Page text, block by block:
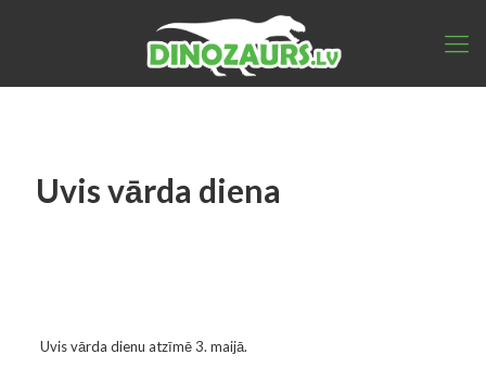
Uvis vārda diena
Uvis vārda dienu atzīmē 3. maijā.